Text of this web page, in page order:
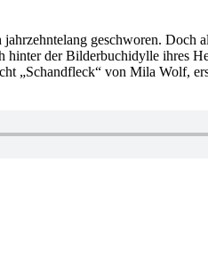
geschworen. Doch
der Bilderbuchidylle ihres
„Schandfleck“ von Mila Wolf,